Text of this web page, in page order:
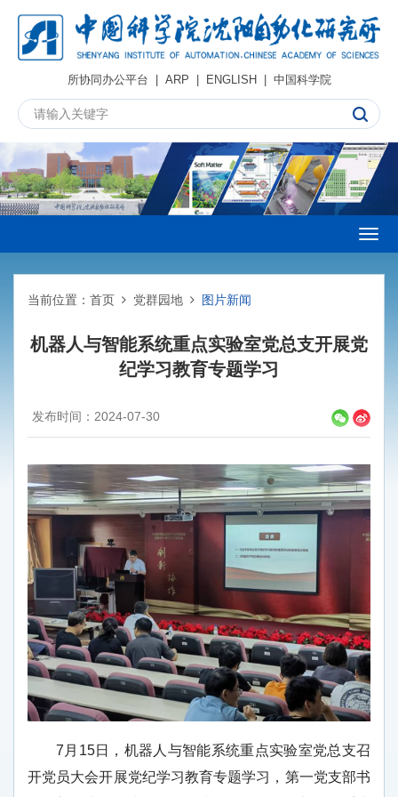
所协同办公平台 | ARP | ENGLISH| 中国科学院
当前位置： 首页 党群园地 图片新闻
机器人与智能系统重点实验室党总支开展党
纪学习教育专题学习
发布时间：2024-07-30
7月15日，机器人与智能系统重点实验室党总支召
开党员大会开展党纪学习教育专题学习，第一党支部书